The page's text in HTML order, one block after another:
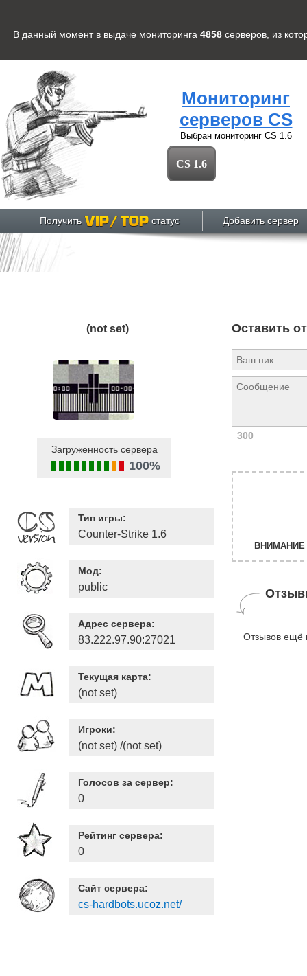
В данный момент в выдаче мониторинга 4858 серверов , из
Мониторинг
серверов CS
Выбран мониторинг CS 1.6
CS 1.6
Получить статус Добавить сервер
(not set)
Загруженность сервера
100%
Тип игры:
Counter-Strike 1.6
Мод:
public
Адрес сервера:
83.222.97.90:27021
Текущая карта:
(not set)
Игроки:
(not set) /(not set)
Голосов за сервер:
0
Рейтинг сервера:
0
Сайт сервера:
cs-hardbots.ucoz.net/
Оставить
300
ВНИМАНИЕ
Отзывов ещё